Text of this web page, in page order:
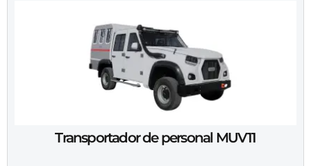
Transportador de personal MUV11